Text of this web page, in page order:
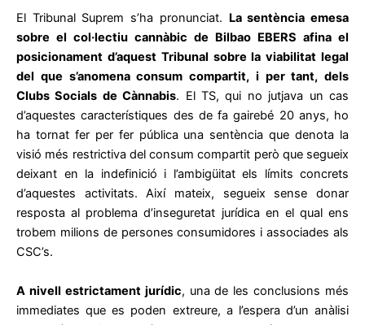
El Tribunal Suprem s’ha pronunciat. La sentència emesa
sobre el col·lectiu cannàbic de Bilbao EBERS afina el
posicionament d’aquest Tribunal sobre la viabilitat legal
del que s’anomena consum compartit, i per tant, dels
Clubs Socials de Cànnabis. El TS, qui no jutjava un cas
d’aquestes característiques des de fa gairebé 20 anys, ho
ha tornat fer per fer pública una sentència que denota la
visió més restrictiva del consum compartit però que segueix
deixant en la indefinició i l’ambigüitat els límits concrets
d’aquestes activitats. Així mateix, segueix sense donar
resposta al problema d’inseguretat jurídica en el qual ens
trobem milions de persones consumidores i associades als
CSC’s.
A nivell estrictament jurídic, una de les conclusions més
immediates que es poden extreure, a l’espera d’un anàlisi